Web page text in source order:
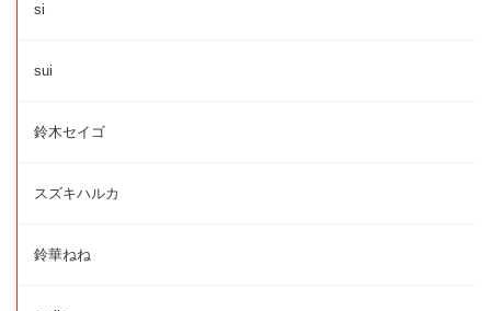
si
sui
鈴木セイゴ
スズキハルカ
鈴華ねね